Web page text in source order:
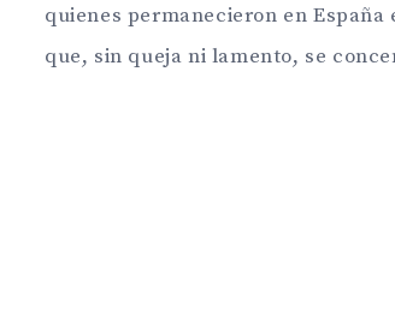
quienes permanecieron en
que, sin queja ni lamento, se